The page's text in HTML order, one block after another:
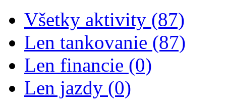
Všetky aktivity (87)
Len tankovanie (87)
Len financie (0)
Len jazdy (0)